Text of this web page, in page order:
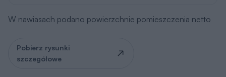
W nawiasach podano powierzchnie pomieszczenia netto
Pobierz rysunki
szczegółowe